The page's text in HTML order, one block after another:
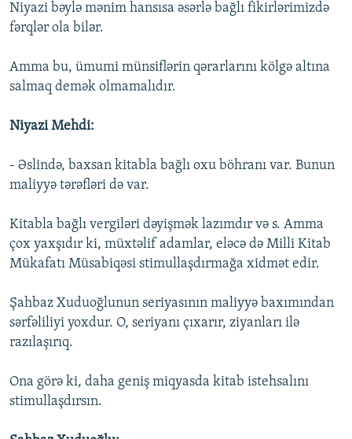
Niyazi bəylə mənim hansısa əsərlə bağlı fikirlərimizdə
fərqlər ola bilər.
Amma bu, ümumi münsiflərin qərarlarını kölgə altına
salmaq demək olmamalıdır.
Niyazi Mehdi:
- Əslində, baxsan kitabla bağlı oxu böhranı var. Bunun
maliyyə tərəfləri də var.
Kitabla bağlı vergiləri dəyişmək lazımdır və s. Amma
çox yaxşıdır ki, müxtəlif adamlar, eləcə də Milli Kitab
Mükafatı Müsabiqəsi stimullaşdırmağa xidmət edir.
Şahbaz Xuduoğlunun seriyasının maliyyə baxımından
sərfəliliyi yoxdur. O, seriyanı çıxarır, ziyanları ilə
razılaşırıq.
Ona görə ki, daha geniş miqyasda kitab istehsalını
stimullaşdırsın.